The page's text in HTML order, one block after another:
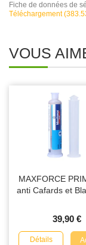
Fiche de données de
Téléchargement
VOUS
MAXFORCE
anti Cafards et
39,90 €
Détails